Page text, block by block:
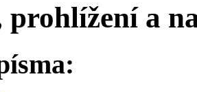
prohlížení a